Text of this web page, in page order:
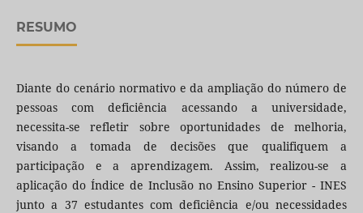
RESUMO
Diante do cenário normativo e da ampliação do número de
pessoas com deficiência acessando a universidade,
necessita-se refletir sobre oportunidades de melhoria,
visando a tomada de decisões que qualifiquem a
participação e a aprendizagem. Assim, realizou-se a
aplicação do Índice de Inclusão no Ensino Superior - INES
junto a 37 estudantes com deficiência e/ou necessidades